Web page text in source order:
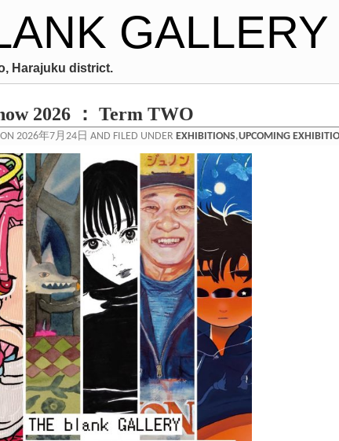
GALLERY
Harajuku district.
2026 ： Term TWO
ON 2026年7月24日 AND FILED UNDER EXHIBITIONS,UPCOMING